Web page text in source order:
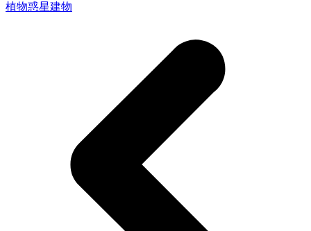
植物惑星建物